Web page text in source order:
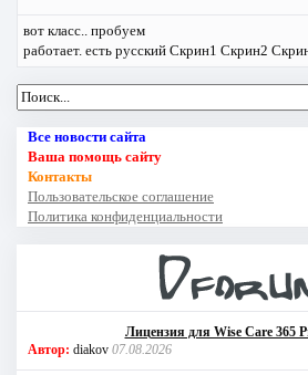
вот класс.. пробуем
работает. есть русский Скрин1 Скрин2
Все новости сайта
Ваша помощь сайту
Контакты
Пользовательское соглашение
Политика конфиденциальности
Лицензия для Wise Care 365
Автор: diakov 07.08.2026